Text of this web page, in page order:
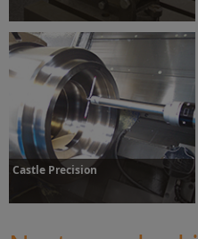
Dowiedz się więcej
Castle Precision